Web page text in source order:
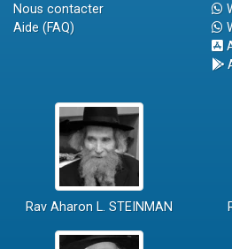
Nous contacter
Aide (FAQ)
Rav Aharon L. STEINMAN